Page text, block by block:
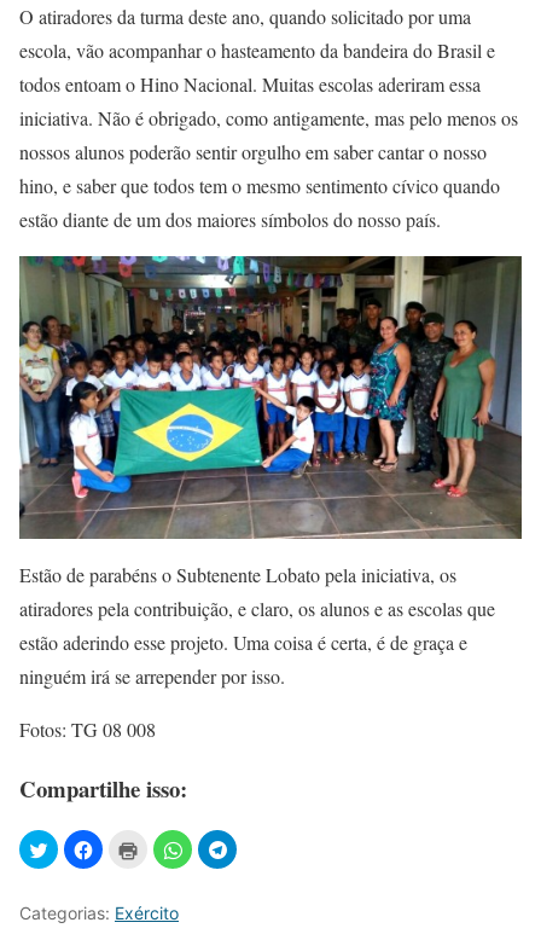
O atiradores da turma deste ano, quando solicitado por uma
escola, vão acompanhar o hasteamento da bandeira do Brasil e
todos entoam o Hino Nacional. Muitas escolas aderiram essa
iniciativa. Não é obrigado, como antigamente, mas pelo menos os
nossos alunos poderão sentir orgulho em saber cantar o nosso
hino, e saber que todos tem o mesmo sentimento cívico quando
estão diante de um dos maiores símbolos do nosso país.
Estão de parabéns o Subtenente Lobato pela iniciativa, os
atiradores pela contribuição, e claro, os alunos e as escolas que
estão aderindo esse projeto. Uma coisa é certa, é de graça e
ninguém irá se arrepender por isso.
Fotos: TG 08 008
Compartilhe isso:
Categorias: Exército